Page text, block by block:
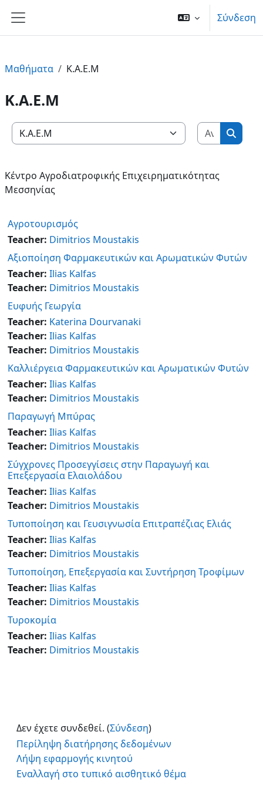
Πλευρικός πίνακας
Σύνδεση
Μαθήματα Κ.Α.Ε.Μ
Κ.Α.Ε.Μ
Κατηγορίες μαθημάτων
Κέντρο Αγροδιατροφικής Επιχειρηματικότητας
Μεσσηνίας
Αγροτουρισμός
Teacher: Dimitrios Moustakis
Αξιοποίηση Φαρμακευτικών και Αρωματικών Φυτών
Teacher: Ilias Kalfas
Teacher: Dimitrios Moustakis
Ευφυής Γεωργία
Teacher: Katerina Dourvanaki
Teacher: Ilias Kalfas
Teacher: Dimitrios Moustakis
Καλλιέργεια Φαρμακευτικών και Αρωματικών Φυτών
Teacher: Ilias Kalfas
Teacher: Dimitrios Moustakis
Παραγωγή Μπύρας
Teacher: Ilias Kalfas
Teacher: Dimitrios Moustakis
Σύγχρονες Προσεγγίσεις στην Παραγωγή και
Επεξεργασία Ελαιολάδου
Teacher: Ilias Kalfas
Teacher: Dimitrios Moustakis
Τυποποίηση και Γευσιγνωσία Επιτραπέζιας Ελιάς
Teacher: Ilias Kalfas
Teacher: Dimitrios Moustakis
Τυποποίηση, Επεξεργασία και Συντήρηση Τροφίμων
Teacher: Ilias Kalfas
Teacher: Dimitrios Moustakis
Τυροκομία
Teacher: Ilias Kalfas
Teacher: Dimitrios Moustakis
Δεν έχετε συνδεθεί. (Σύνδεση)
Περίληψη διατήρησης δεδομένων
Λήψη εφαρμογής κινητού
Εναλλαγή στο τυπικό αισθητικό θέμα